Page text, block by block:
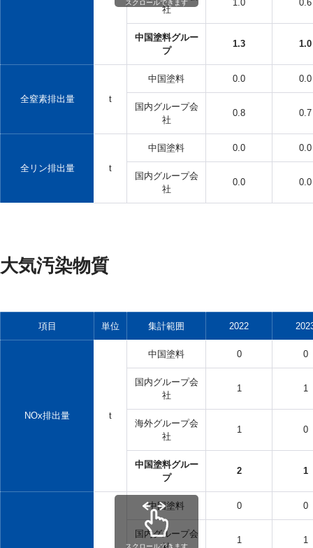
社
1.0 0.6
中国塗料グルー
プ
1.3 1.0
全窒素排出量 t
中国塗料 0.0 0.0
国内グループ会
社
0.8 0.7
全リン排出量 t
中国塗料 0.0 0.0
国内グループ会
社
0.0 0.0
スクロールできます
大気汚染物質
項目 単位 集計範囲 2022
NOx排出量 t
中国塗料 0 0
国内グループ会
社
1 1
海外グループ会
社
1 0
中国塗料グルー
プ
2 1
中国塗料 0 0
国内グループ会
1 1
スクロールできます